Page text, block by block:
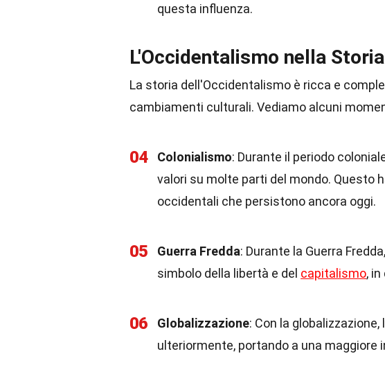
questa influenza.
L'Occidentalismo nella Storia
La storia dell'Occidentalismo è ricca e
cambiamenti culturali. Vediamo alcuni
04 Colonialismo: Durante il periodo
valori su molte parti del mondo. Questo
occidentali che persistono ancora oggi.
05 Guerra Fredda: Durante la Guerra
simbolo della libertà e del capitalismo,
06 Globalizzazione: Con la
ulteriormente, portando a una